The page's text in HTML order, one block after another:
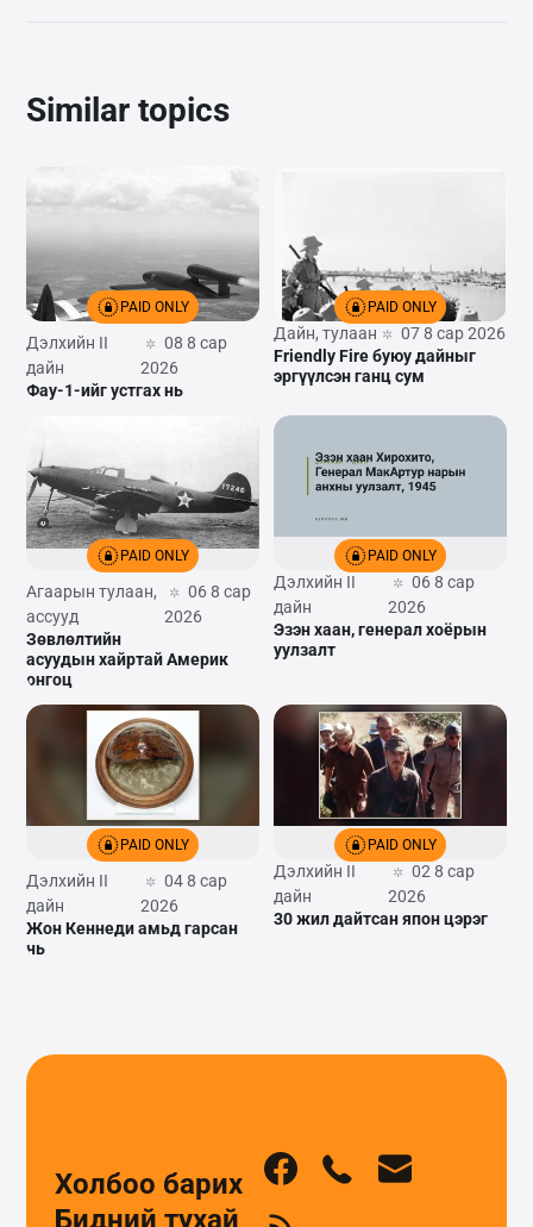
Similar topics
PAID ONLY
Дэлхийн II
дайн
08 8 сар
2026
Фау-1-ийг устгах нь
PAID ONLY
Дайн, тулаан
07 8 сар 2026
Friendly Fire буюу дайныг
эргүүлсэн ганц сум
PAID ONLY
Агаарын тулаан,
ассууд
06 8 сар
2026
Зөвлөлтийн
асуудын хайртай Америк
онгоц
PAID ONLY
Дэлхийн II
дайн
06 8 сар
2026
Эзэн хаан, генерал хоёрын
уулзалт
PAID ONLY
Дэлхийн II
дайн
04 8 сар
2026
Жон Кеннеди амьд гарсан
нь
PAID ONLY
Дэлхийн II
дайн
02 8 сар
2026
30 жил дайтсан япон цэрэг
Холбоо барих
Бидний тухай